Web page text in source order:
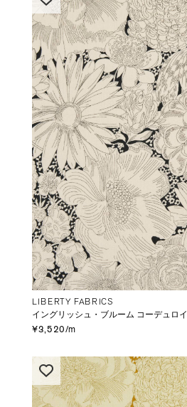
LIBERTY FABRICS
イングリッシュ・ブルーム コーデュロイ
¥3,520/m